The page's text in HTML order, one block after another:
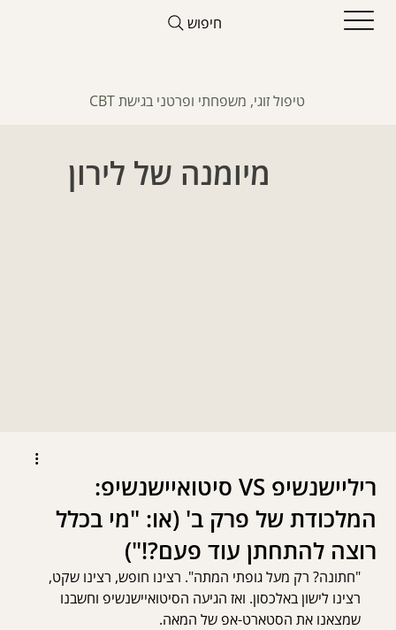
חיפוש
טיפול זוגי, משפחתי ופרטני בגישת CBT
מיומנה של לירון
ריליישנשיפ VS סיטואיישנשיפ:
המלכודת של פרק ב' (או: "מי בכלל
רוצה להתחתן עוד פעם?!")
"חתונה? רק מעל גופתי המתה". רצינו חופש, רצינו שקט,
רצינו לישון באלכסון. ואז הגיעה הסיטואיישנשיפ וחשבנו
שמצאנו את הסטארט-אפ של המאה.